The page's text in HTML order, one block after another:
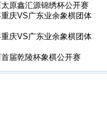
原鑫汇源锦绣杯公开赛
重庆VS广东业余象棋团体
重庆VS广东业余象棋团体
届乾陵杯象棋公开赛